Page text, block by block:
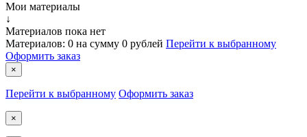
Мои материалы
↓
Материалов пока нет
Материалов: 0 на сумму 0 рублей Перейти к выбранному
Оформить заказ
×
Перейти к выбранному Оформить заказ
×